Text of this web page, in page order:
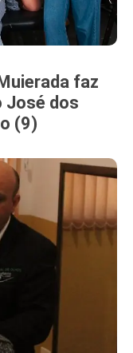
faz
José dos
(9)